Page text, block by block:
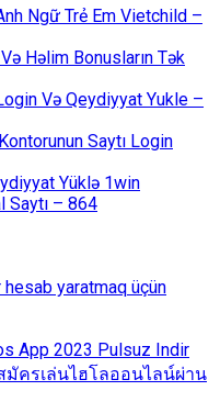
Ngữ Trẻ Em Vietchild –
Həlim Bonusların Tək
Və Qeydiyyat Yukle –
Saytı Login
Yüklə 1win
Saytı – 864
yaratmaq üçün
App 2023 Pulsuz Indir
มัครเล่นไฮโลออนไลน์ผ่าน